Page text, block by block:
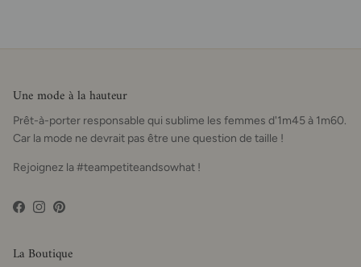
Une mode à la hauteur
Prêt-à-porter responsable qui sublime les femmes d'1m45 à 1m60.
Car la mode ne devrait pas être une question de taille !
Rejoignez la #teampetiteandsowhat !
Facebook
Instagram
Pinterest
La Boutique